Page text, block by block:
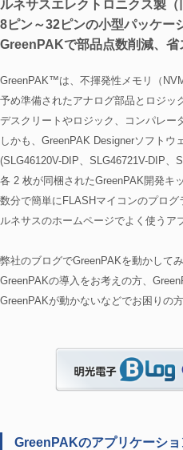
ルネサスエレクトロニクス製
8ピン～32ピンの小型パッケー
GreenPAKで部品点数削減、
GreenPAK™は、不揮発性メモリ（
予め準備されたアナログ部品とロジッ
デスクリートやロジック、コンパレー
しかも、GreenPAK Designerソフトウ
(SLG46120V-DIP、SLG46721V-DIP、
各 2 枚が同梱されたGreenPAK開発キ
数分で簡単にFLASHマイコンのプロ
ルネサスのホームページでよく使うア
弊社のブログでGreenPAKを動かしてみ
GreenPAKの導入をお考えの方、
GreenPAKが動かないなどでお困りの
GreenPAKのアプリケーショ